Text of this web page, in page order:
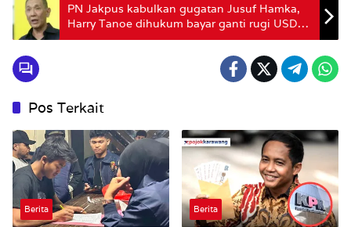
PN Jakpus kabulkan gugatan Jusuf Hamka,
Harry Tanoe dihukum bayar ganti rugi USD
28 juta dan Rp 50 miliar
Pos Terkait
Berita Berita